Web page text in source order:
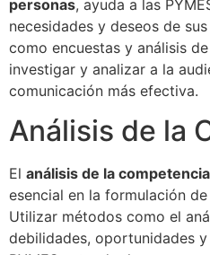
personas, ayuda a las
necesidades y deseos de
como encuestas y análisis
investigar y analizar a la
comunicación más efectiva.
Análisis de la
El análisis de la competencia
esencial en la formulación
Utilizar métodos como el
debilidades, oportunidades